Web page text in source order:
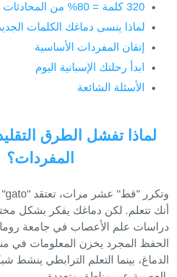
320 كلمة = 80% من المحادثات اليومية
لماذا ينسى دماغك الكلمات
إتقان المفردات الأساسية
ابدأ رحلتك الإسبانية اليوم
الأسئلة الشائعة
لماذا تفشل الطرق
المفردات؟
أنك تتعلم. لكن دماغك يفكر بشكل
دراسات علم الأعصاب في جامعة روما
الحفظ المجرد يخزن المعلومات في
الدماغ، بينما التعلم الترابطي ينشط